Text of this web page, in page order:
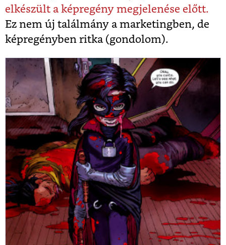
elkészült a képregény megjelenése előtt.
Ez nem új találmány a marketingben, de
képregényben ritka (gondolom).